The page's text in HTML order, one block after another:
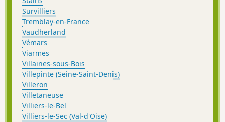
Survilliers
Tremblay-en-France
Vaudherland
Vémars
Viarmes
Villaines-sous-Bois
Villepinte (Seine-Saint-Denis)
Villeron
Villetaneuse
Villiers-le-Bel
Villiers-le-Sec (Val-d'Oise)